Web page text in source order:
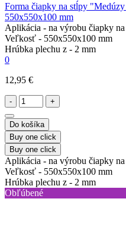
Forma čiapky na stĺpy
550x550x100 mm
Aplikácia - na výrobu čiapky
Veľkosť - 550x550x100 mm
Hrúbka plechu z - 2 mm
0
12,95 €
- +
Do košíka
Buy one click
Buy one click
Aplikácia - na výrobu čiapky
Veľkosť - 550x550x100 mm
Hrúbka plechu z - 2 mm
Obľúbené